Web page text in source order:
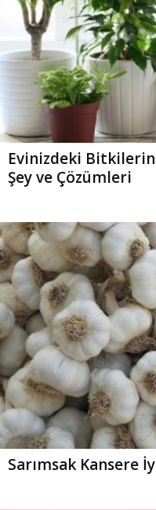
Evinizdeki
Şey ve Çözümleri
Sarımsak Kansere